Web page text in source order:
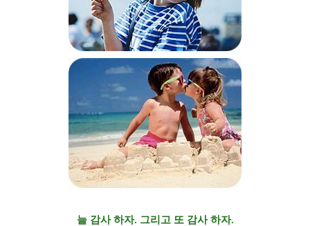
늘 감사 하자. 그리고 또 감사 하자.